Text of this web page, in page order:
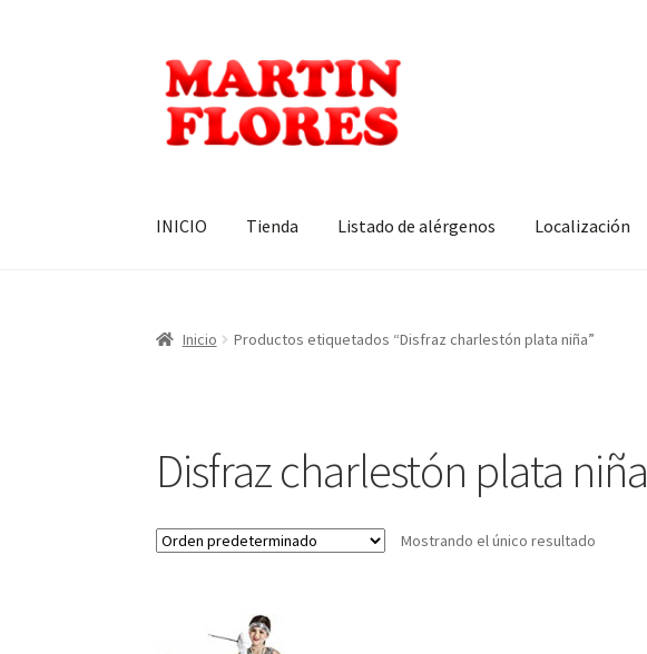
Ir
la
navegación
Ir
al
contenido
INICIO Tienda Listado de alérgenos Localización
Inicio Productos etiquetados “Disfraz charlestón plata niña”
Disfraz charlestón plata niña
Mostrando el único resultado